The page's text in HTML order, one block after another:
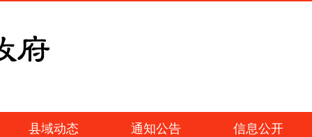
县域动态 通知公告 信息公开